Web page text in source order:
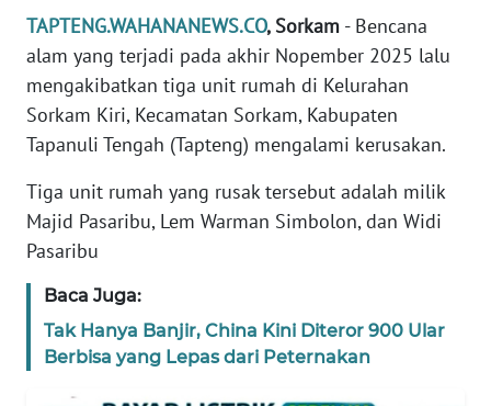
TAPTENG.WAHANANEWS.CO, Sorkam - Bencana
alam yang terjadi pada akhir Nopember 2025 lalu
mengakibatkan tiga unit rumah di Kelurahan
Sorkam Kiri, Kecamatan Sorkam, Kabupaten
Tapanuli Tengah (Tapteng) mengalami kerusakan.
Tiga unit rumah yang rusak tersebut adalah milik
Majid Pasaribu, Lem Warman Simbolon, dan Widi
Pasaribu
Baca Juga:
Tak Hanya Banjir, China Kini Diteror 900 Ular
Berbisa yang Lepas dari Peternakan
REDAKSI
DISCLAIMER
Wahana
News
Regional
WN
JAKARTA